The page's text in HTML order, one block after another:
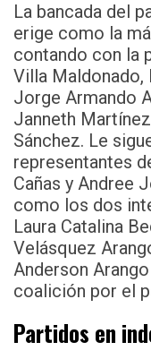
La bancada del
erige como la
contando con la
Villa Maldonado,
Jorge Armando
Janneth
Sánchez. Le
representantes
Cañas y Andree
como los dos
Laura Catalina
Velásquez
Anderson
coalición por el
Partidos en